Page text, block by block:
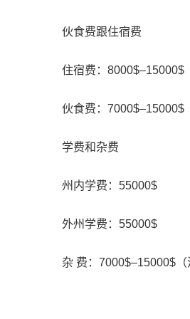
伙食费跟住宿费
住宿费：8000$–15000$
伙食费：7000$–15000$
学费和杂费
州内学费：55000$
外州学费：55000$
杂 费：7000$–15000$（